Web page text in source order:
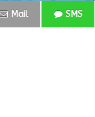
Mail SMS